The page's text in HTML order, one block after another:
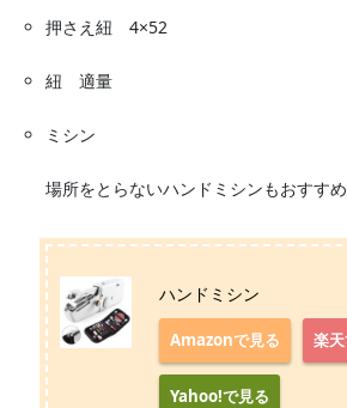
押さえ紐 4×52
紐 適量
ミシン
場所をとらないハンドミシンもおすすめ
ハンドミシン
Amazonで見る 楽
Yahoo!で見る